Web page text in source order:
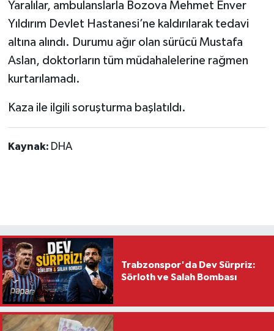
Yaralılar, ambulanslarla Bozova Mehmet Enver
Yıldırım Devlet Hastanesi’ne kaldırılarak tedavi
altına alındı. Durumu ağır olan sürücü Mustafa
Aslan, doktorların tüm müdahalelerine rağmen
kurtarılamadı.
Kaza ile ilgili soruşturma başlatıldı.
Kaynak: DHA
Trabzonspor'da Dev Sürpriz:
Sörloth ve Salah Bombası